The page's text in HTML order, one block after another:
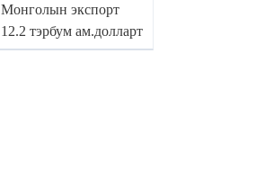
боломжтой
Монголын экспорт
12.2 тэрбум ам.долларт
хүрэв